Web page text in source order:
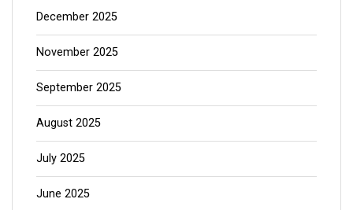
December 2025
November 2025
September 2025
August 2025
July 2025
June 2025